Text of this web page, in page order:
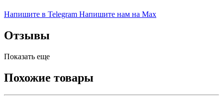
Напишите в Telegram Напишите нам на Max
Отзывы
Показать еще
Похожие товары